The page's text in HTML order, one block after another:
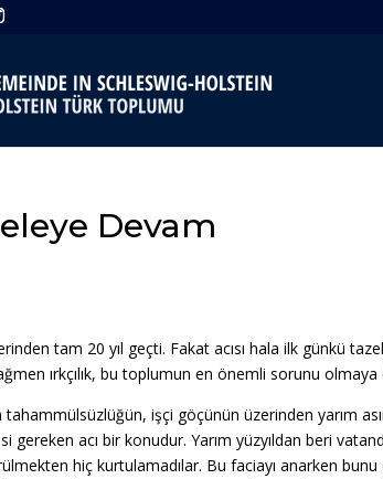
Devam
tam 20 yıl geçti. Fakat acısı hala ilk günkü
ırkçılık, bu toplumun en önemli sorunu
tahammülsüzlüğün, işçi göçünün üzerinden yarım
acı bir konudur. Yarım yüzyıldan beri
hiç kurtulamadılar. Bu faciayı anarken